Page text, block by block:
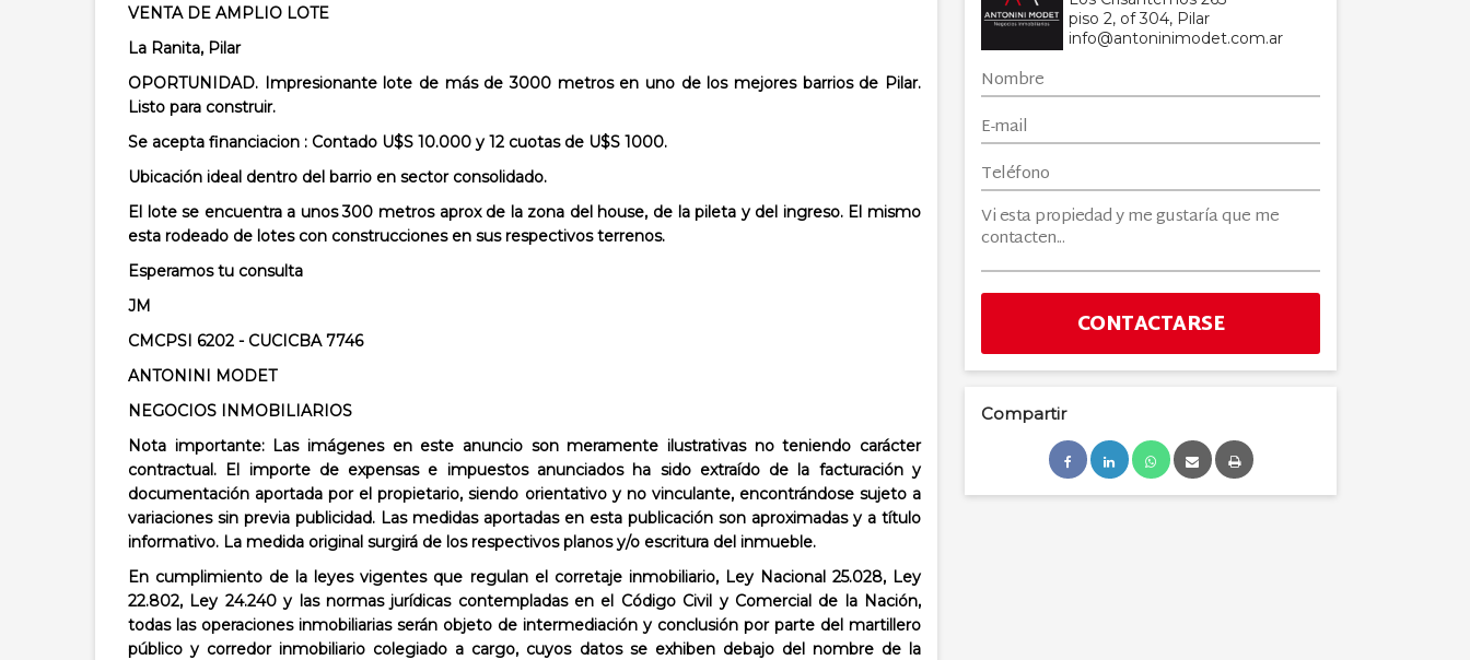
VENTA DE AMPLIO LOTE
La Ranita, Pilar
OPORTUNIDAD. Impresionante lote de más de 3000 metros en uno de los mejores barrios de Pilar.
Listo para construir.
Se acepta financiacion : Contado U$S 10.000 y 12 cuotas de U$S 1000.
Ubicación ideal dentro del barrio en sector consolidado.
El lotese encuentra a unos 300 metros aprox de la zona del house, de la pileta y del ingreso. El mismo
esta rodeado de lotes con construcciones en susrespectivos terrenos.
Esperamos tu consulta
JM
CMCPSI 6202 - CUCICBA 7746
ANTONINI MODET
NEGOCIOS INMOBILIARIOS
Nota importante: Las imágenes en este anuncio son meramente ilustrativas no teniendo carácter
contractual. El importe de expensas e impuestos anunciados ha sido extraído de la facturación y
documentación aportada por el propietario, siendo orientativo y no vinculante, encontrándose sujeto a
variaciones sin previa publicidad. Las medidas aportadas en esta publicación son aproximadas y a título
informativo. La medida original surgirá de los respectivos planos y/o escritura del inmueble.
En cumplimiento de la leyes vigentes que regulan el corretaje inmobiliario, Ley Nacional 25.028, Ley
22.802, Ley 24.240 y las normas jurídicas contempladas en el Código Civil y Comercial de la Nación,
todas las operaciones inmobiliarias serán objeto de intermediación y conclusión por parte del martillero
público y corredor inmobiliario colegiado a cargo, cuyos datos se exhiben debajo del nombre de la
piso 2, of 304, Pilar
info@antoninimodet.com.ar
CONTACTARSE
Compartir